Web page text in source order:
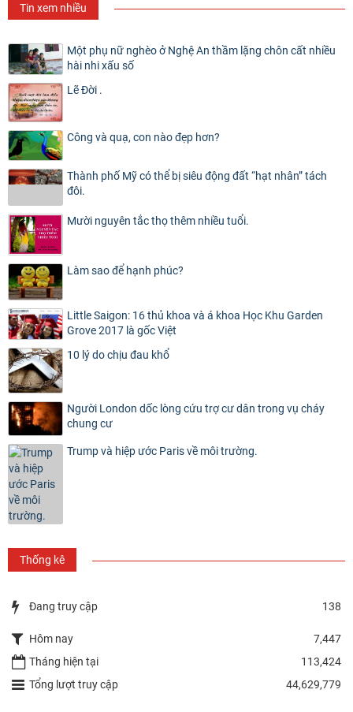
Tin xem nhiều
Một phụ nữ nghèo ở Nghệ An thầm lặng chôn cất nhiều
hài nhi xấu số
Lẽ Đời .
Công và quạ, con nào đẹp hơn?
Thành phố Mỹ có thể bị siêu động đất “hạt nhân” tách
đôi.
Mười nguyên tắc thọ thêm nhiều tuổi.
Làm sao để hạnh phúc?
Little Saigon: 16 thủ khoa và á khoa Học Khu Garden
Grove 2017 là gốc Việt
10 lý do chịu đau khổ
Người London dốc lòng cứu trợ cư dân trong vụ cháy
chung cư
Trump và hiệp ước Paris về môi trường.
Thống kê
Đang truy cập 138
Hôm nay
7,447
Tháng hiện tại
113,424
Tổng lượt truy cập
44,629,779